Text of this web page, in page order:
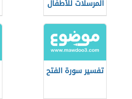
المرسلات للأطفال
تفسير سورة الفتح